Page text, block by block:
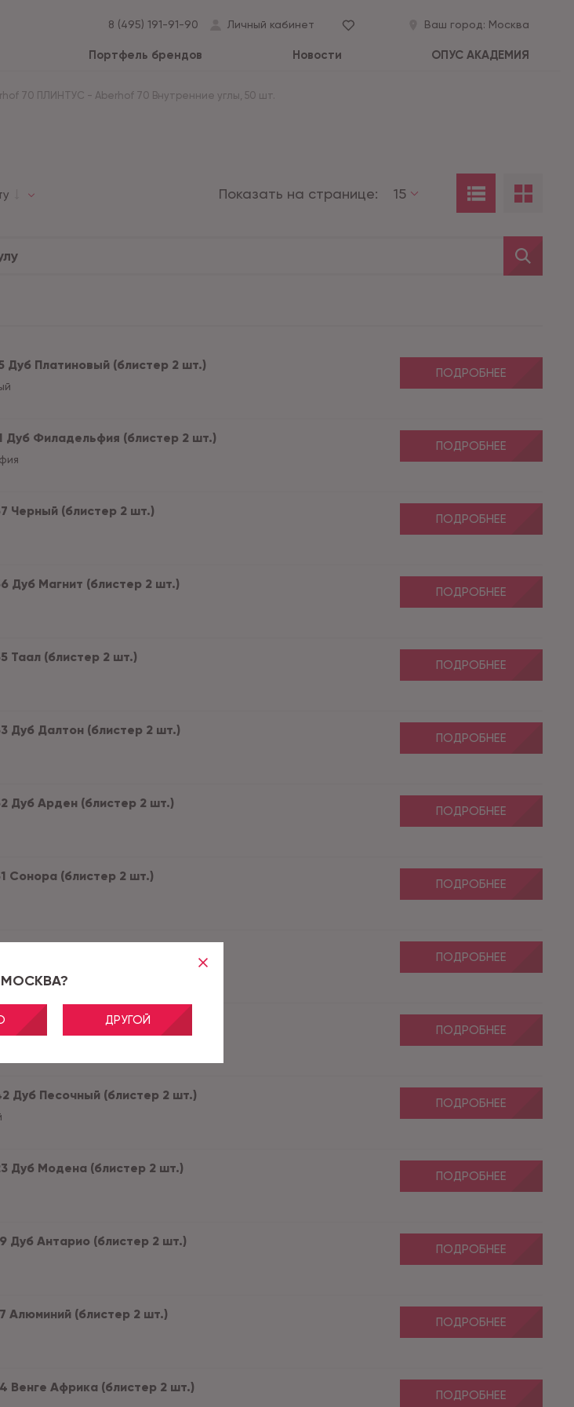
ДРУГОЙ
8 (495) 191-91-90 Личный кабинет Ваш город: Москва
Портфель брендов Новости ОПУС АКАДЕМИЯ
70 ПЛИНТУС - Aberhof 70 Внутренние углы, 50 шт.
Показать на странице: 15
Дуб Платиновый (блистер 2 шт.)
ПОДРОБНЕЕ
Дуб Филадельфия (блистер 2 шт.)
ПОДРОБНЕЕ
Черный (блистер 2 шт.)
ПОДРОБНЕЕ
Дуб Магнит (блистер 2 шт.)
ПОДРОБНЕЕ
Таал (блистер 2 шт.)
ПОДРОБНЕЕ
Дуб Далтон (блистер 2 шт.)
ПОДРОБНЕЕ
Дуб Арден (блистер 2 шт.)
ПОДРОБНЕЕ
Сонора (блистер 2 шт.)
ПОДРОБНЕЕ
Белый блеск (блистер 2 шт.)
ПОДРОБНЕЕ
Дуб Болтон (блистер 2 шт.)
ПОДРОБНЕЕ
Дуб Песочный (блистер 2 шт.)
ПОДРОБНЕЕ
Дуб Модена (блистер 2 шт.)
ПОДРОБНЕЕ
Дуб Антарио (блистер 2 шт.)
ПОДРОБНЕЕ
Алюминий (блистер 2 шт.)
ПОДРОБНЕЕ
Венге Африка (блистер 2 шт.)
ПОДРОБНЕЕ